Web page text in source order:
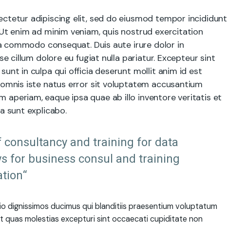
adipiscing elit, sed do eiusmod tempor incididunt
enim ad minim veniam, quis nostrud exercitation
commodo consequat. Duis aute irure dolor in
cillum dolore eu fugiat nulla pariatur. Excepteur sint
in culpa qui officia deserunt mollit anim id est
iste natus error sit voluptatem accusantium
aperiam, eaque ipsa quae ab illo inventore veritatis et
sunt explicabo.
and training for data
for business consul and training
dignissimos ducimus qui blanditiis praesentium voluptatum
molestias excepturi sint occaecati cupiditate non